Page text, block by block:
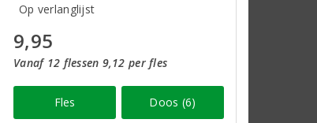
Op verlanglijst
9,95
Vanaf 12 flessen 9,12 per fles
Fles Doos (6)